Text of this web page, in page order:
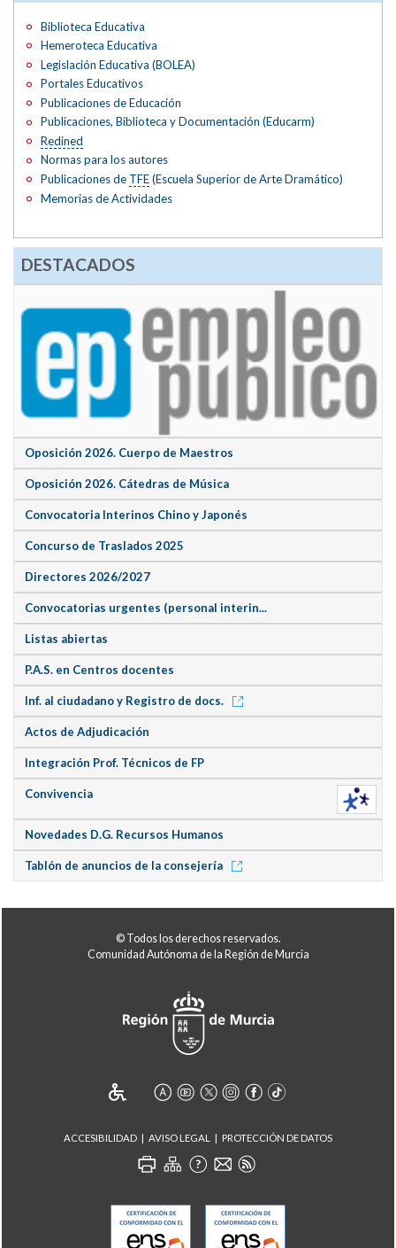
Biblioteca Educativa
Hemeroteca Educativa
Legislación Educativa (BOLEA)
Portales Educativos
Publicaciones de Educación
Publicaciones, Biblioteca y Documentación (Educarm)
Redined
Normas para los autores
Publicaciones de TFE(Escuela Superior de Arte Dramático)
Memorias de Actividades
DESTACADOS
Oposición 2026. Cuerpo de Maestros
Oposición 2026. Cátedras de Música
Convocatoria Interinos Chino y Japonés
Concurso de Traslados 2025
Directores 2026/2027
Convocatorias urgentes (personal interin...
Listas abiertas
P.A.S. en Centros docentes
Inf. al ciudadano y Registro de docs.
Actos de Adjudicación
Integración Prof. Técnicos de FP
Convivencia
Novedades D.G. Recursos Humanos
Tablón de anuncios de la consejería
© Todos los derechos reservados.
Comunidad Autónoma de la Región de Murcia
ACCESIBILIDAD AVISO LEGAL PROTECCIÓN DE DATOS